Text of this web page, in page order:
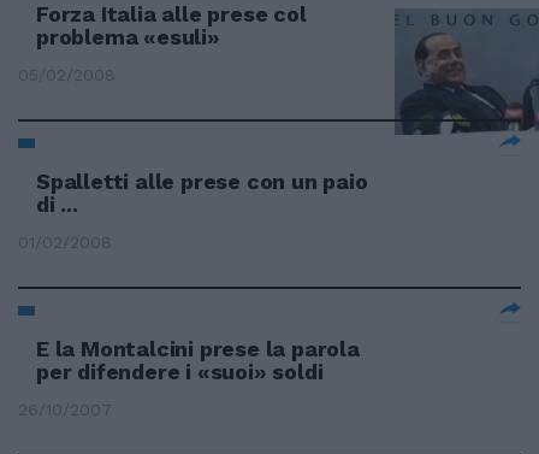
Forza Italia alle prese col
problema «esuli»
05/02/2008
Spalletti alle prese con un paio
di ...
01/02/2008
E la Montalcini prese la parola
per difendere i «suoi» soldi
26/10/2007